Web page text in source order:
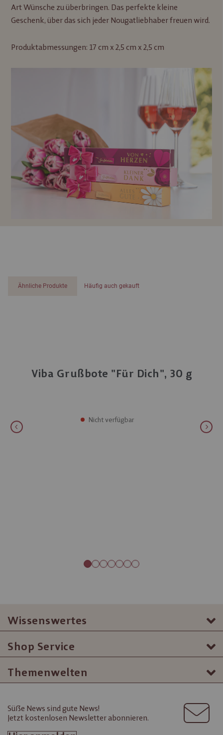
Art Wünsche zu überbringen. Das perfekte kleine
Geschenk, über das sich jeder Nougatliebhaber freuen wird.
Produktabmessungen: 17 cm x 2,5 cm x 2,5 cm
Ähnliche Produkte Häufig auch gekauft
Viba Grußbote "Für Dich", 30 g
Nicht verfügbar
Wissenswertes
Shop Service
Themenwelten
Süße News sind gute News!
Jetzt kostenlosen Newsletter abonnieren.